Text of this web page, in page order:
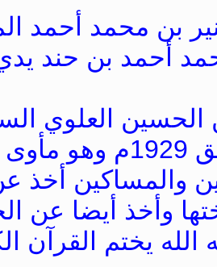
بن محمد أحمد
أحمد بن حند
الحسين العلوي
فقال: ولد عام 1347هـ
والمساكين أخذ
وأخذ أيضا
يختم القرآن